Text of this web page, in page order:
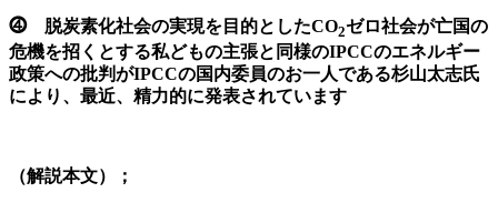
⓸ 脱炭素化社会の実現を目的としたCO2ゼロ社会が亡国の
危機を招くとする私どもの主張と同様のIPCCのエネルギー
政策への批判がIPCCの国内委員のお一人である杉山太志氏
により、最近、精力的に発表されています
（解説本文）；